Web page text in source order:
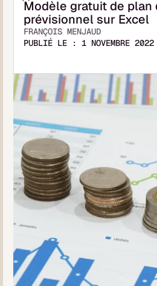
Modèle gratuit de plan
prévisionnel sur Excel
FRANÇOIS MENJAUD
PUBLIÉ LE :1 NOVEMBRE 2022